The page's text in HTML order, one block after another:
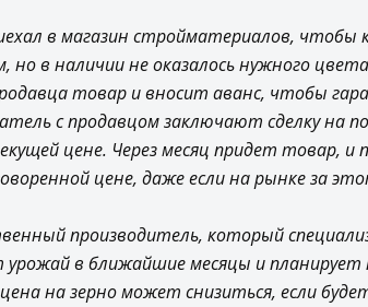
в магазин стройматериалов, чтобы
но в наличии не оказалось нужного
товар и вносит аванс, чтобы
с продавцом заключают сделку на
цене. Через месяц придет товар, и
цене, даже если на рынке за
производитель, который
урожай в ближайшие месяцы и планирует
на зерно может снизиться, если